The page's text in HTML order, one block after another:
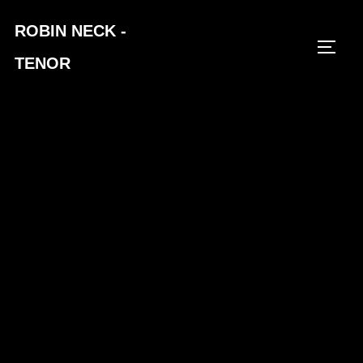
Inhalt
springen
ROBIN NECK -
TENOR